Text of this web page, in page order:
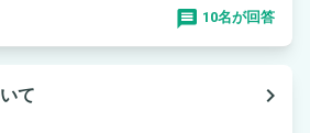
10名が回答
て
navigate_next